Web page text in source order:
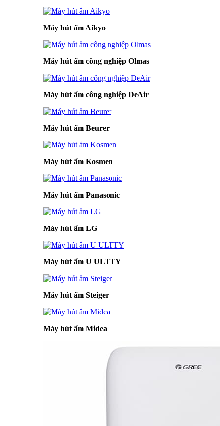
Máy hút ẩm Aikyo
Máy hút ẩm công nghiệp Olmas
Máy hút ẩm công nghiệp DeAir
Máy hút ẩm Beurer
Máy hút ẩm Kosmen
Máy hút ẩm Panasonic
Máy hút ẩm LG
Máy hút ẩm U ULTTY
Máy hút ẩm Steiger
Máy hút ẩm Midea